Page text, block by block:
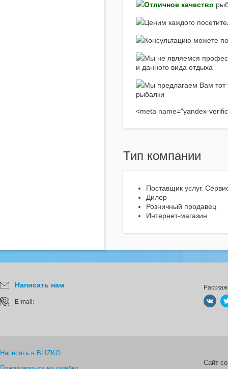
Отличное качество
Ценим каждого
Консультацию можете
Мы не являемся
и данного вида отдыха
Мы предлагаем Вам тот
рыбалки
<meta name="yandex-
Тип компании
Поставщик услуг.
Дилер
Розничный продавец
Интернет-магазин
Написать нам
E-mail:
Написать в BLIZKO
Сайт